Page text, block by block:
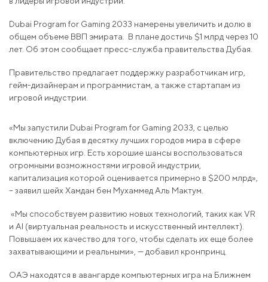
Dubai Program for Gaming 2033 намерены увеличить и долю в
общем объеме ВВП эмирата. В плане достичь $1 млрд через 10
лет. Об этом сообщает пресс-служба правительства Дубая.
Правительство предлагает поддержку разработчикам игр,
гейм-дизайнерам и программистам, а также стартапам из
игровой индустрии.
«Мы запустили Dubai Program for Gaming 2033, с целью
включению Дубая в десятку лучших городов мира в сфере
компьютерных игр. Есть хорошие шансы воспользоваться
огромными возможностями игровой индустрии,
капитализация которой оценивается примерно в $200 млрд»,
– заявил шейх Хамдан бен Мухаммед Аль Мактум.
«Мы способствуем развитию новых технологий, таких как VR
и AI (виртуальная реальность и искусственный интеллект).
Повышаем их качество для того, чтобы сделать их еще более
захватывающими и реальными», — добавил кронпринц.
ОАЭ находятся в авангарде компьютерных игра на Ближнем